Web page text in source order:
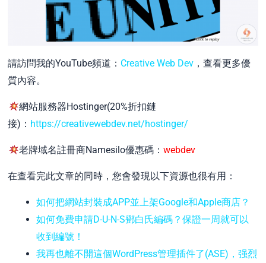
請訪問我的YouTube頻道： Creative Web Dev ，查看更多優
質內容。
網站服務器Hostinger(20%折扣鏈
接)： https://creativewebdev.net/hostinger/
老牌域名註冊商Namesilo優惠碼： webdev
在查看完此文章的同時，您會發現以下資源也很有用：
如何把網站封裝成APP並上架Google和Apple商店？
如何免費申請D-U-N-S鄧白氏編碼？保證一周就可以
收到編號！
我再也離不開這個WordPress管理插件了(ASE)，强烈